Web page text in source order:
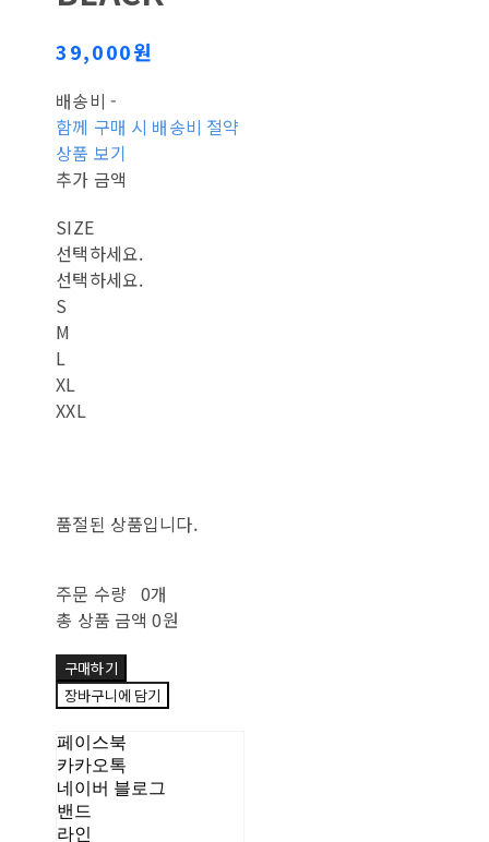
39,000원
배송비 -
함께 구매 시 배송비 절약
상품 보기
추가 금액
SIZE
선택하세요.
선택하세요.
S
M
L
XL
XXL
품절된 상품입니다.
주문 수량 0개
총 상품 금액 0원
구매하기
장바구니에 담기
페이스북
카카오톡
네이버 블로그
밴드
라인